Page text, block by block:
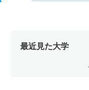
最近見た大学